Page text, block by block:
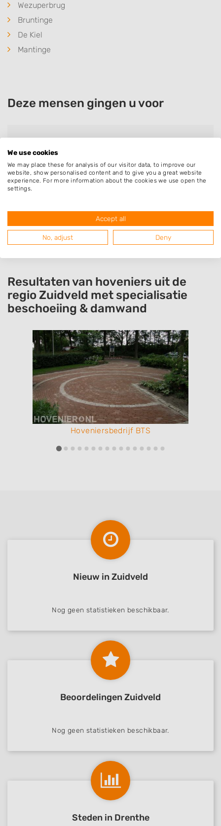
Wezuperbrug
Bruntinge
De Kiel
Mantinge
Deze mensen gingen u voor
Bedrijf:
Beswerda Wijster
Klus is gepland voor februari/ maart 2026.
realistische offerte ontvangen.
Resultaten van hoveniers uit de
regio Zuidveld met specialisatie
beschoeiing & damwand
Hoveniersbedrijf BTS
Nieuw in Zuidveld
Nog geen statistieken beschikbaar.
Beoordelingen Zuidveld
Nog geen statistieken beschikbaar.
Steden in Drenthe
We use cookies
We may place these for analysis of our visitor data, to improve our
website, show personalised content and to give you a great website
experience. For more information about the cookies we use open the
settings.
Accept all
No, adjust Deny